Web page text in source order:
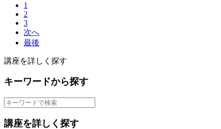
1
2
3
次へ
最後
講座を詳しく探す
キーワードから探す
講座を詳しく探す